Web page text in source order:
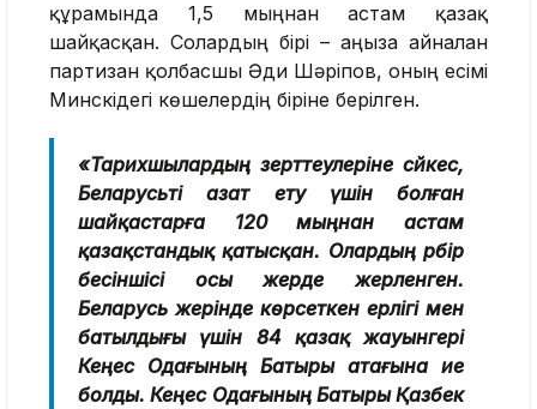
құрамында 1,5 мыңнан астам қазақ
шайқасқан. Солардың бірі – аңызға айналған
партизан қолбасшы Әди Шәріпов, оның есімі
Минскідегі көшелердің біріне берілген.
«Тарихшылардың зерттеулеріне сәйкес,
Беларусьті азат ету үшін болған
шайқастарға 120 мыңнан астам
қазақстандық қатысқан. Олардың әрбір
бесіншісі осы жерде жерленген.
Беларусь жерінде көрсеткен ерлігі мен
батылдығы үшін 84 қазақ жауынгері
Кеңес Одағының Батыры атағына ие
болды. Кеңес Одағының Батыры Қазбек